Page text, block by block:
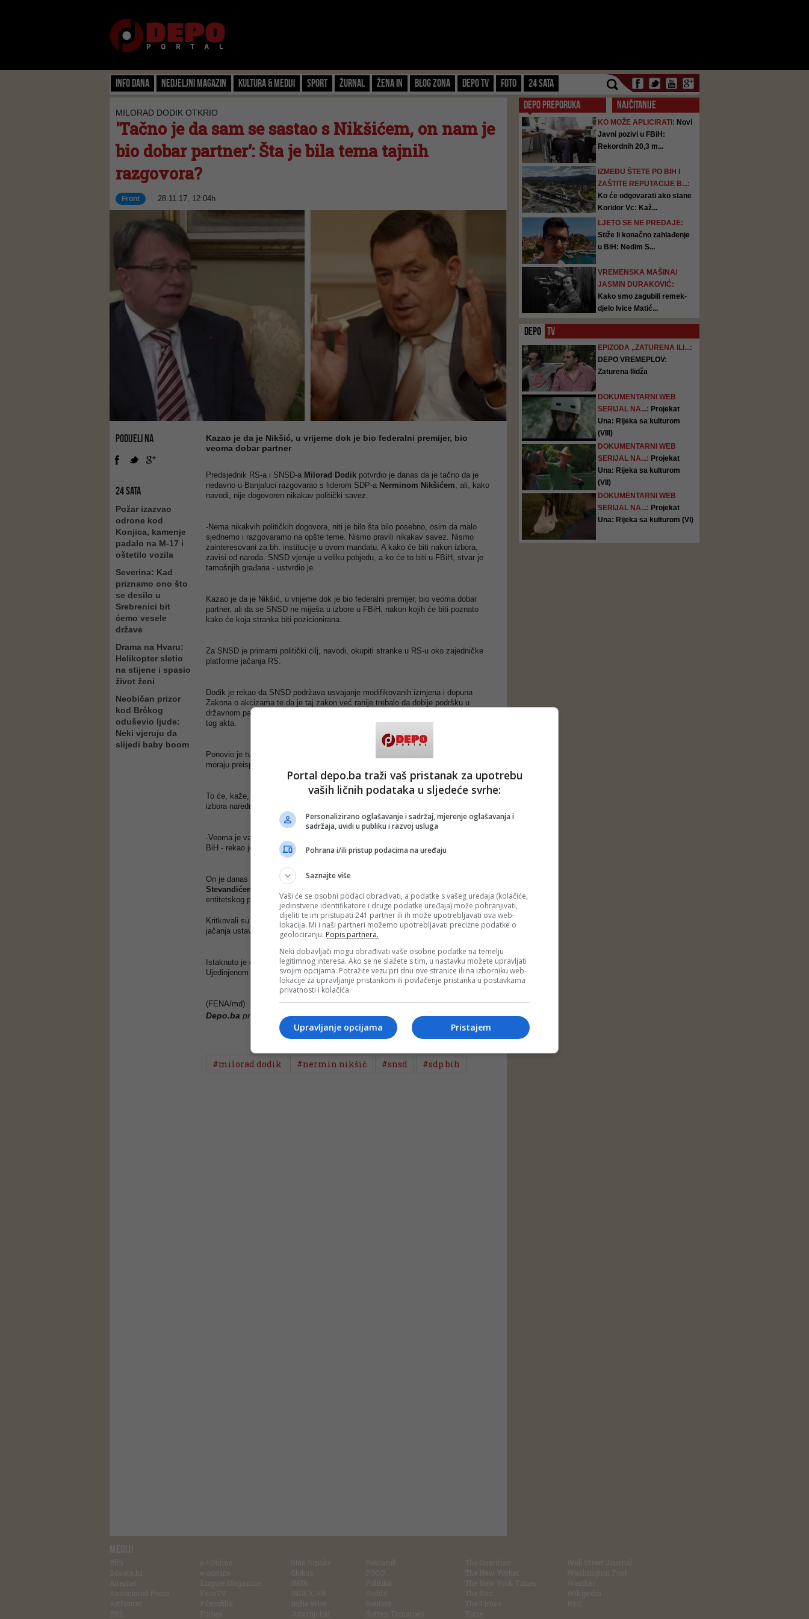
Info dana Nedjeljni magazin Kultura & Mediji Sport Žurnal Žena IN Blog zona Depo TV FOTO 24 SATA
MILORAD DODIK OTKRIO
'Tačno je da sam se sastao s Nikšićem, on nam je
bio dobar partner': Šta je bila tema tajnih
razgovora?
Front 28.11.17, 12:04h
PODIJELI NA
24 SATA
Požar izazvao
odrone kod
Konjica, kamenje
padalo na M-17 i
oštetilo vozila
Severina: Kad
priznamo ono što
se desilo u
Srebrenici bit
ćemo vesele
države
Drama na Hvaru:
Helikopter sletio
na stijene i spasio
život ženi
Neobičan prizor
kod Brčkog
oduševio ljude:
Neki vjeruju da
slijedi baby boom
Kazao je da je Nikšić, u vrijeme dok je bio federalni premijer, bio
veoma dobar partner
Predsjednik RS-a i SNSD-a Milorad Dodik potvrdio je danas da je tačno da je
nedavno u Banjaluci razgovarao s liderom SDP-a Nerminom Nikšićem, ali, kako
navodi, nije dogovoren nikakav politički savez.
-Nema nikakvih političkih dogovora, niti je bilo šta bilo posebno, osim da malo
sjednemo i razgovaramo na opšte teme. Nismo pravili nikakav savez. Nismo
zainteresovani za bh. institucije u ovom mandatu. A kako će biti nakon izbora,
zavisi od naroda. SNSD vjeruje u veliku pobjedu, a ko će to biti u FBiH, stvar je
tamošnjih građana - ustvrdio je.
Kazao je da je Nikšić, u vrijeme dok je bio federalni premijer, bio veoma dobar
partner, ali da se SNSD ne miješa u izbore u FBiH, nakon kojih će biti poznato
kako će koja stranka biti pozicionirana.
Za SNSD je primarni politički cilj, navodi, okupiti stranke u RS-u oko zajedničke
platforme jačanja RS.
Dodik je rekao da SNSD podržava usvajanje modifikovanih izmjena i dopuna
Zakona o akcizama te da je taj zakon već ranije trebalo da dobije podršku u
državnom parlamentu, jer je već izgubljeno, kaže, i vrijeme i novac zbog odbijanja
tog akta.
Ponovio je tvrdnju da se nadležnosti entiteta koje su prenesene na nivou BiH
moraju preispitati.
To će, kaže, biti jedna od glavnih tema i kao glavni cilj bit će postavljena i nakon
izbora naredne godine.
-Veoma je važno odbaciti međunarodni intervencionizam na unutrašnjim pitanjima
BiH - rekao je Dodik na pres-konferenciji.
On je danas razgovarao s predsjednikom Ujedinjene Srpske
Stevandićem
entitetskog parlamenta, bez obzira na nastojanja Saveza za promjene.
Kritkovali su rad srpskih predstavnika na nivou BiH uz, kako su naveli, namjeru
jačanja ustavne pozicije RS-a.
Istaknuto je da je SNSD u primarnoj koaliciji s DNS-om i SP-om, a da saradnja s
Ujedinjenom Srpskom nije usmjerena ni protiv koga.
(FENA/md)
Depo.ba pratite putem društvenih mrežaTwitteri Facebook
#milorad dodik #nermin nikšić #snsd #sdp bih
DEPO PREPORUKA NAJČITANIJE
KO MOŽE APLICIRATI: Novi
Javni pozivi u FBiH:
Rekordnih 20,3 m...
IZMEĐU ŠTETE PO BIH I
ZAŠTITE REPUTACIJE B...:
Ko će odgovarati ako stane
Koridor Vc: Kaž...
LJETO SE NE PREDAJE:
Stiže li konačno zahlađenje
u BiH: Nedim S...
VREMENSKA MAŠINA/
JASMIN DURAKOVIĆ:
Kako smo zagubili remek-
djelo Ivice Matić...
DEPO TV
EPIZODA „ZATURENA ILI...:
DEPO VREMEPLOV:
Zaturena Ilidža
DOKUMENTARNI WEB
SERIJAL NA...: Projekat
Una: Rijeka sa kulturom
(VIII)
DOKUMENTARNI WEB
SERIJAL NA...: Projekat
Una: Rijeka sa kulturom
(VII)
DOKUMENTARNI WEB
SERIJAL NA...: Projekat
Una: Rijeka sa kulturom (VI)
MEDIJI
Blin
24sata.hr
Alternet
Associated Press
Artforum
B92
e-! Online
e-novine
Empire Magazine
FaceTV
Filmofilia
Forbes
Glas Srpske
Globus
IMDb
INDEX.HR
Indie Wire
Jutarnji list
Pešćanik
POGO
Politika
Reddit
Reuters
Rotten Tomatoes
The Guardian
The New Yorker
The New York Times
The Sun
The Times
Time
Wall Street Journal
Washington Post
Weather
Wikipedia
RSS
Portal depo.ba traži vaš pristanak za upotrebu
vaših ličnih podataka u sljedeće svrhe:
Personalizirano oglašavanje i sadržaj, mjerenje oglašavanja i
sadržaja, uvidi u publiku i razvoj usluga
Pohrana i/ili pristup podacima na uređaju
Saznajte više
Vaši će se osobni podaci obrađivati, a podatke s vašeg uređaja (kolačiće,
jedinstvene identifikatore i druge podatke uređaja) može pohranjivati,
dijeliti te im pristupati 241 partner ili ih može upotrebljavati ova web-
lokacija. Mi i naši partneri možemo upotrebljavati precizne podatke o
geolociranju. Popis partnera.
Neki dobavljači mogu obrađivati vaše osobne podatke na temelju
legitimnog interesa. Ako se ne slažete s tim, u nastavku možete upravljati
svojim opcijama. Potražite vezu pri dnu ove stranice ili na izborniku web-
lokacije za upravljanje pristankom ili povlačenje pristanka u postavkama
privatnosti i kolačića.
Pristajem
Upravljanje opcijama